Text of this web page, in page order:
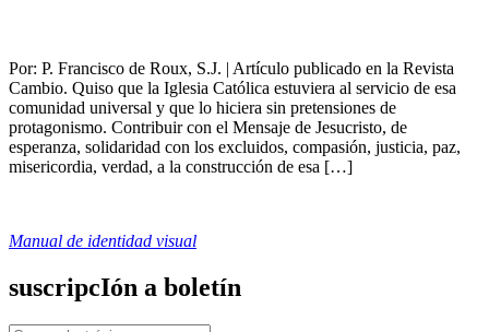
Por: P. Francisco de Roux, S.J. | Artículo publicado en la Revista
Cambio. Quiso que la Iglesia Católica estuviera al servicio de esa
comunidad universal y que lo hiciera sin pretensiones de
protagonismo. Contribuir con el Mensaje de Jesucristo, de
esperanza, solidaridad con los excluidos, compasión, justicia, paz,
misericordia, verdad, a la construcción de esa […]
Manual de identidad visual
suscripcIón a boletín